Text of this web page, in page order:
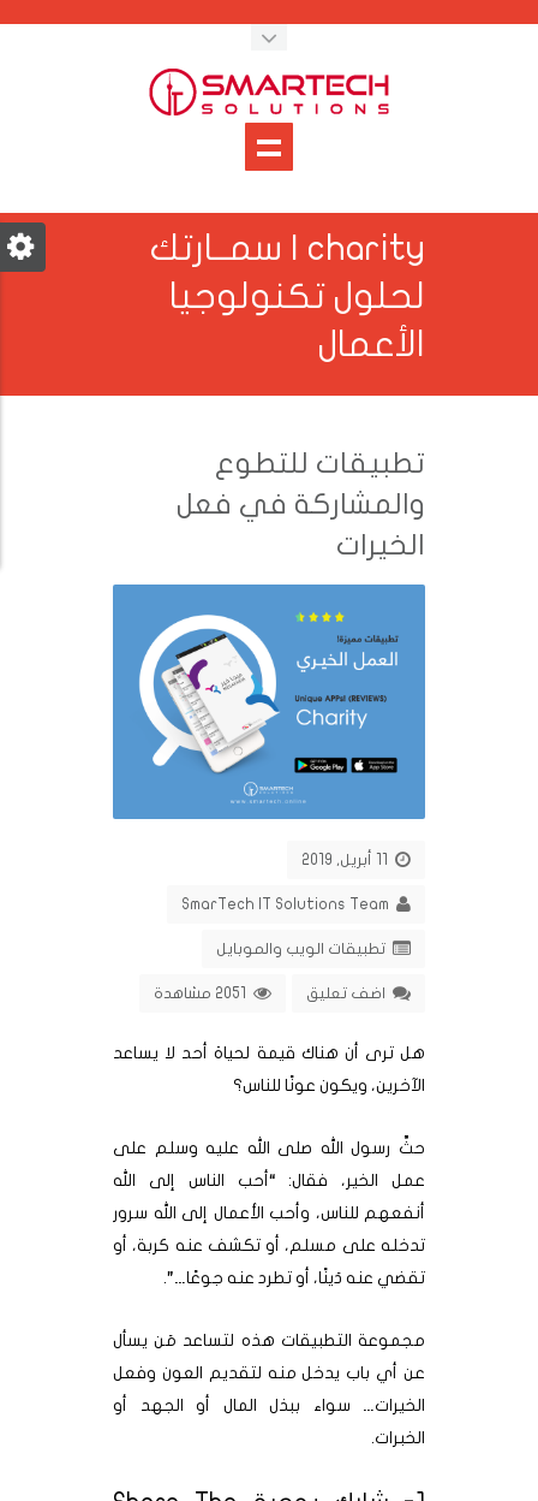
charity | سمــارتك
لحلول تكنولوجيا
الأعمال
تطبيقات للتطوع
والمشاركة في فعل
الخيرات
SmarTech IT Solutions Team
تطبيقات الويب والموبايل
اضف تعليق
هل ترى أن هناك قيمة لحياة أحد لا يساعد
الآخرين، ويكون عونًا للناس؟
حثَّ رسول الله صلى الله عليه وسلم على
عمل الخير، فقال: “أحب الناس إلى الله
أنفعهم للناس، وأحب الأعمال إلى الله سرور
تدخله على مسلم، أو تكشف عنه كربة، أو
تقضي عنه دَينًا، أو تطرد عنه جوعًا…”.
مجموعة التطبيقات هذه لتساعد مَن يسأل
عن أي باب يدخل منه لتقديم العون وفعل
الخيرات… سواء ببذل المال أو الجهد أو
الخبرات.